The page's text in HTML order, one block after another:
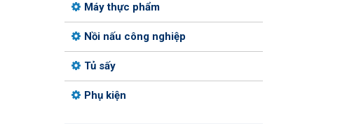
Máy thực phẩm
Nồi nấu công nghiệp
Tủ sấy
Phụ kiện